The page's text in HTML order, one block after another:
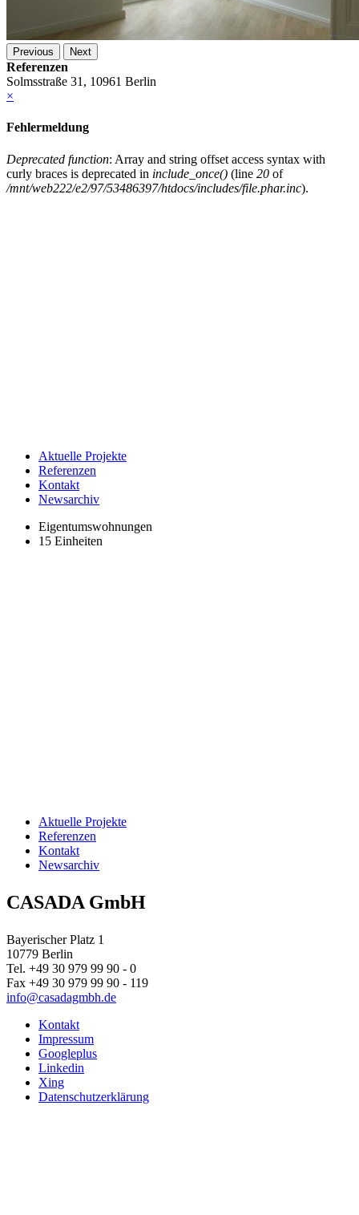
Previous Next
Referenzen
Solmsstraße 31, 10961 Berlin
×
Fehlermeldung
Deprecated function: Array and string offset access syntax with
curly braces is deprecated in include_once() (line 20 of
/mnt/web222/e2/97/53486397/htdocs/includes/file.phar.inc).
Aktuelle Projekte
Referenzen
Kontakt
Newsarchiv
Eigentumswohnungen
15 Einheiten
Aktuelle Projekte
Referenzen
Kontakt
Newsarchiv
CASADA GmbH
Bayerischer Platz 1
10779 Berlin
Tel. +49 30 979 99 90 - 0
Fax +49 30 979 99 90 - 119
info@casadagmbh.de
Kontakt
Impressum
Googleplus
Linkedin
Xing
Datenschutzerklärung